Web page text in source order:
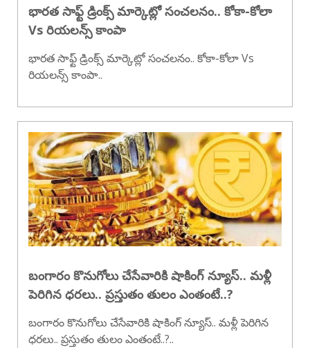
భారత సాఫ్ట్ డ్రింక్స్ మార్కెట్లో సంచలనం.. కోకా-కోలా
Vs రియలన్స్ కాంపా
భారత సాఫ్ట్ డ్రింక్స్ మార్కెట్లో సంచలనం.. కోకా-కోలా Vs
రియలన్స్ కాంపా..
బంగారం కొనుగోలు చేసేవారికి షాకింగ్ న్యూస్.. మళ్లీ
పెరిగిన ధరలు.. ప్రస్తుతం తులం ఎంతంటే..?
బంగారం కొనుగోలు చేసేవారికి షాకింగ్ న్యూస్.. మళ్లీ పెరిగిన
ధరలు.. ప్రస్తుతం తులం ఎంతంటే..?..